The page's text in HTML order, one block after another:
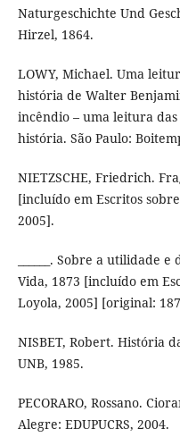
Naturgeschichte Und
Hirzel, 1864.
LOWY, Michael. Uma
história de Walter
incêndio – uma leitura
história. São Paulo:
NIETZSCHE, Friedrich.
[incluído em Escritos
2005].
______. Sobre a utilidade
Vida, 1873 [incluído em
Loyola, 2005] [original:
NISBET, Robert. História
UNB, 1985.
PECORARO, Rossano.
Alegre: EDUPUCRS, 2004.